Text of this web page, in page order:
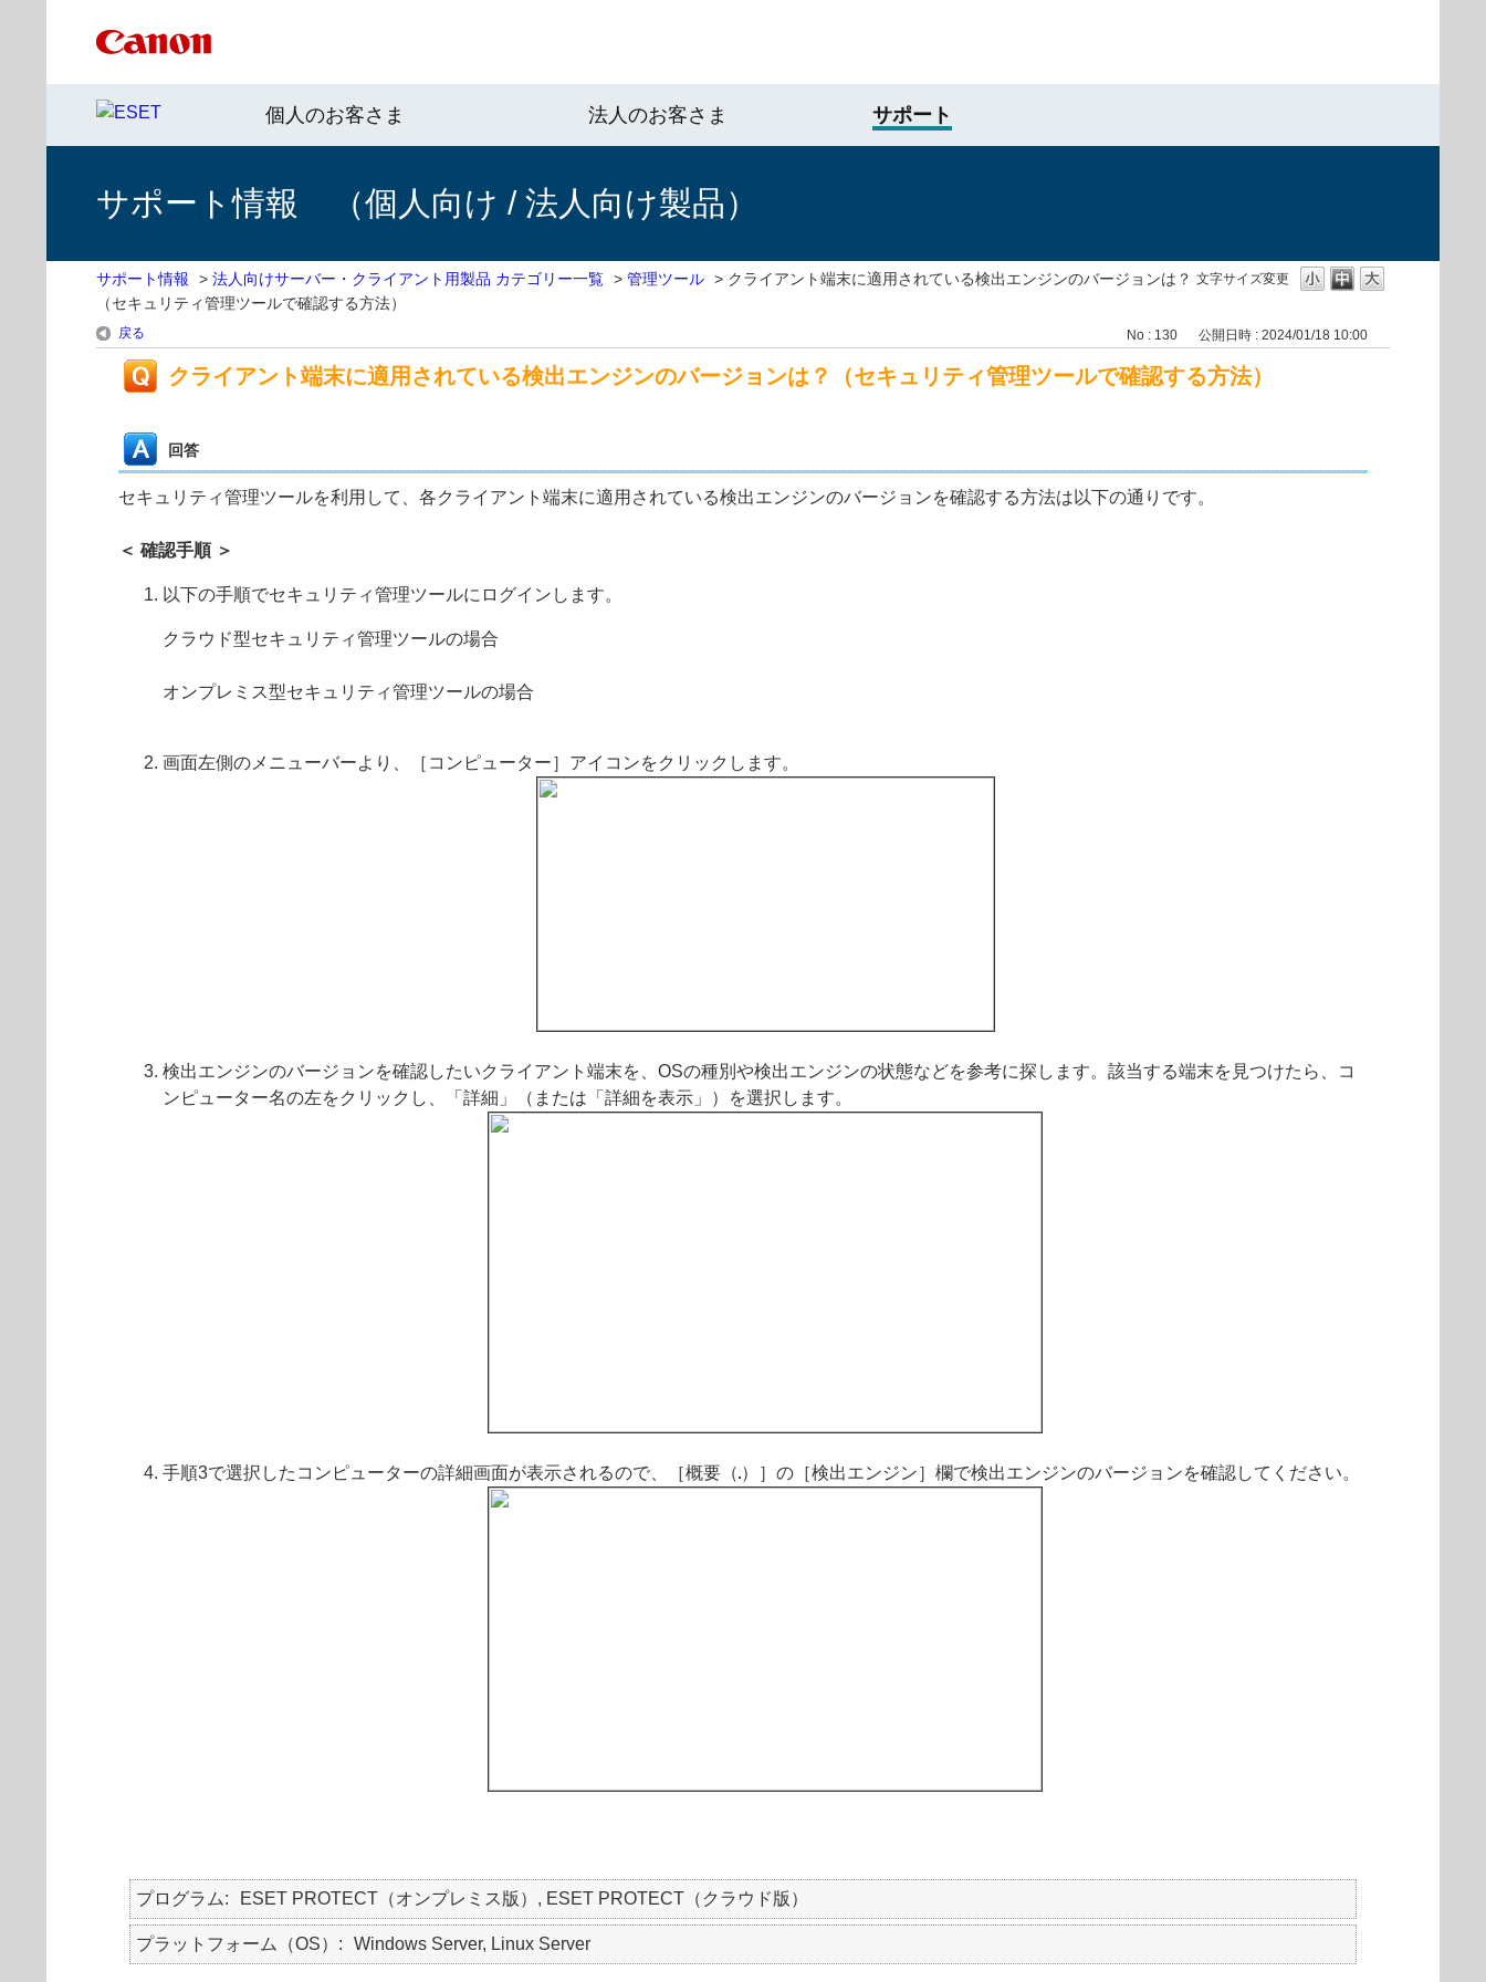
個人のお客さま 法人のお客さま サポート
サポート情報 （個人向け / 法人向け製品）
文字サイズ変更
サポート情報 > 法人向けサーバー・クライアント用製品 カテゴリー一覧 > 管理ツール > クライアント端末に適用されている検出エンジンのバージョンは？
（セキュリティ管理ツールで確認する方法）
戻る No : 130 公開日時 : 2024/01/18 10:00
クライアント端末に適用されている検出エンジンのバージョンは？（セキュリティ管理ツールで確認する方法）
回答
セキュリティ管理ツールを利用して、各クライアント端末に適用されている検出エンジンのバージョンを確認する方法は以下の通りです。
＜ 確認手順 ＞
以下の手順でセキュリティ管理ツールにログインします。
クラウド型セキュリティ管理ツールの場合
オンプレミス型セキュリティ管理ツールの場合
画面左側のメニューバーより、［コンピューター］アイコンをクリックします。
検出エンジンのバージョンを確認したいクライアント端末を、OSの種別や検出エンジンの状態などを参考に探します。該当する端末を見つけたら、コ
ンピューター名の左をクリックし、「詳細」（または「詳細を表示」）を選択します。
手順3で選択したコンピューターの詳細画面が表示されるので、［概要（ ）］の［検出エンジン］欄で検出エンジンのバージョンを確認してください。
プログラム ESET PROTECT（オンプレミス版）, ESET PROTECT（クラウド版）
プラットフォーム（OS） Windows Server, Linux Server